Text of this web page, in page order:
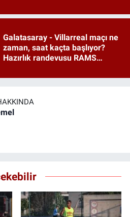
Galatasaray - Villarreal maçı ne
zaman, saat kaçta başlıyor?
Hazırlık randevusu RAMS